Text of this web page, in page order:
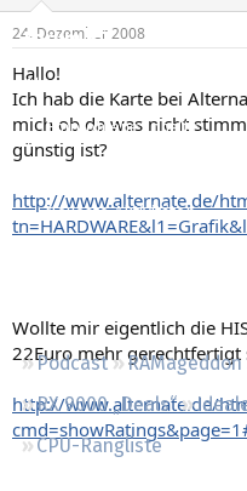
Forum
Aktuelles
Empfohlene Inhalte
Neueste Aktivitäten
Podcast RAMageddon
RX 9000 „Deals“
CPU-Rangliste
e
r
l
t
m
24. Dezember 2008
Hallo!
Ich hab die Karte bei
mich ob da was nicht
günstig ist?
http://www.alternate.de/
Wollte mir eigentlich die
22Euro mehr gerechtfertigt
http://www.alternate.de/